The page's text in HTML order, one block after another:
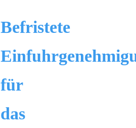
Befristete
für
das